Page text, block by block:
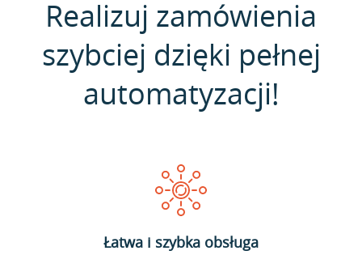
Realizuj zamówienia
szybciej dzięki pełnej
automatyzacji!
Łatwa i szybka obsługa